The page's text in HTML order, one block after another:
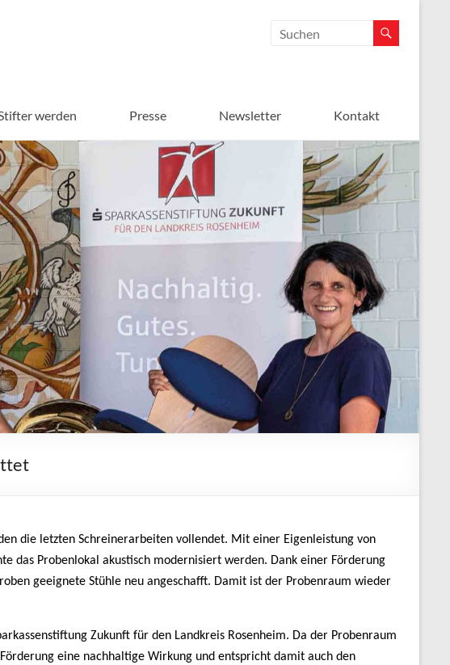
werden Presse Newsletter Kontakt
die letzten Schreinerarbeiten vollendet. Mit einer Eigenleistung von
das Probenlokal akustisch modernisiert werden. Dank einer Förderung
geeignete Stühle neu angeschafft. Damit ist der Probenraum wieder
Zukunft für den Landkreis Rosenheim. Da der Probenraum
eine nachhaltige Wirkung und entspricht damit auch den